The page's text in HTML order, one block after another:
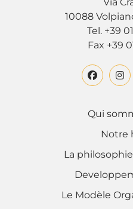
10088
Tel. +39
Fax +39
Qui
Notre
La
Le Modèle